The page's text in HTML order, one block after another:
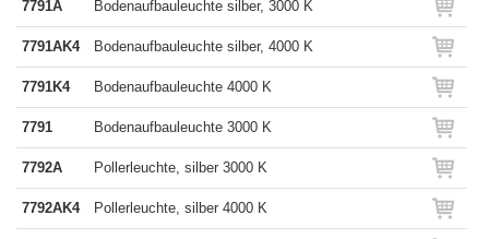
7791A Bodenaufbauleuchte silber, 3000 K
7791AK4 Bodenaufbauleuchte silber, 4000 K
7791K4 Bodenaufbauleuchte 4000 K
7791 Bodenaufbauleuchte 3000 K
7792A Pollerleuchte, silber 3000 K
7792AK4 Pollerleuchte, silber 4000 K